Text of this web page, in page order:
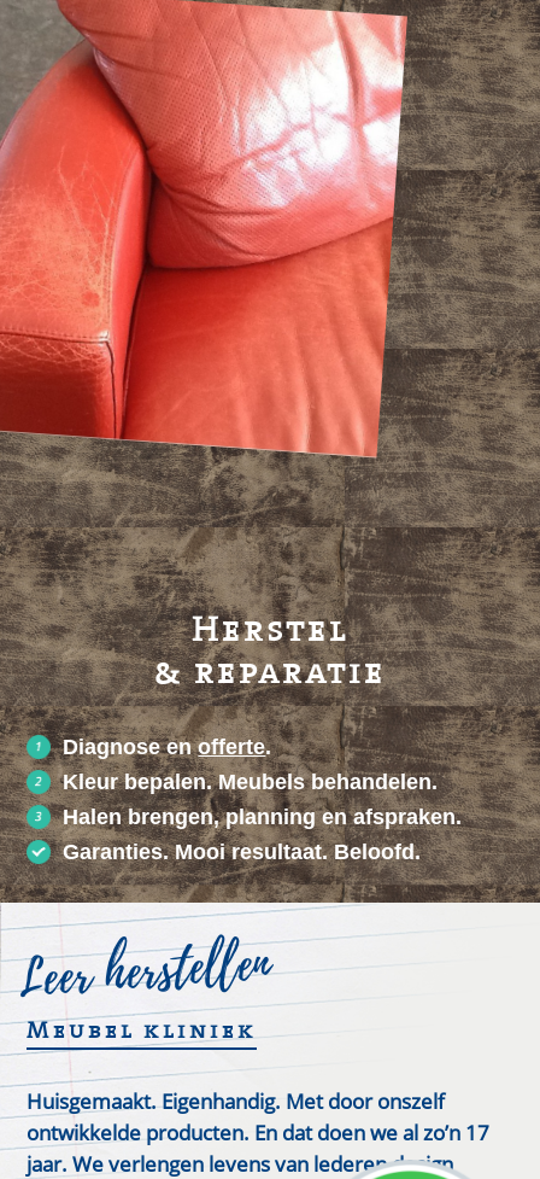
Herstel
& reparatie
Diagnose enofferte.
Kleur bepalen. Meubels behandelen.
Halen brengen, planning en afspraken.
Garanties. Mooi resultaat. Beloofd.
Leer herstellen
Meubel kliniek
Huisgemaakt. Eigenhandig. Met door onszelf
ontwikkelde producten. En dat doen we al zo’n 17
jaar. We verlengen levens van lederen design